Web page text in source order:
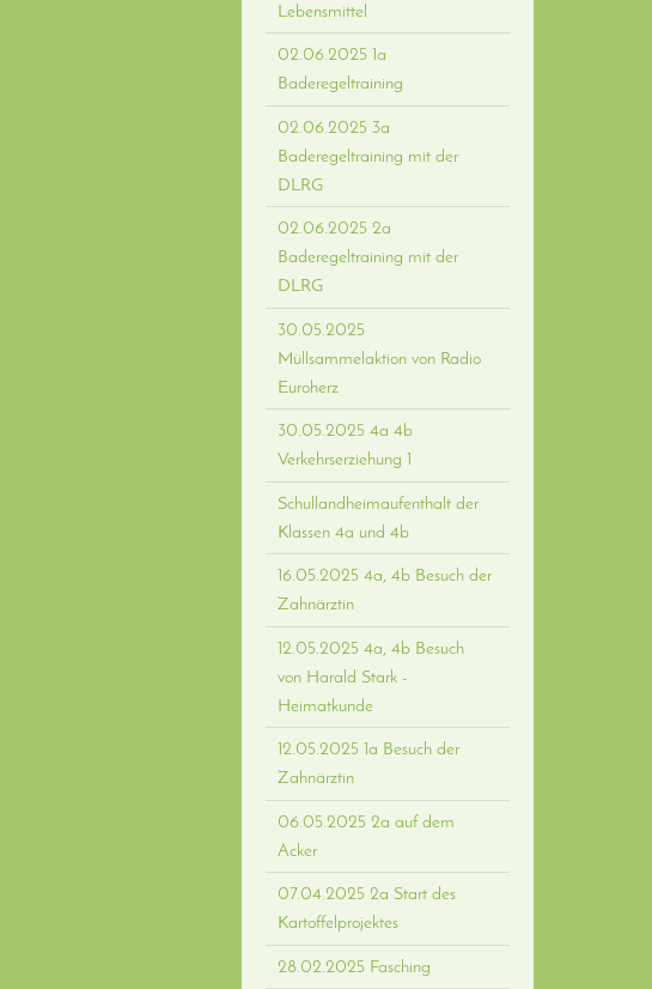
Lebensmittel
02.06.2025 1a
Baderegeltraining
02.06.2025 3a
Baderegeltraining mit der
DLRG
02.06.2025 2a
Baderegeltraining mit der
DLRG
30.05.2025
Müllsammelaktion von Radio
Euroherz
30.05.2025 4a 4b
Verkehrserziehung 1
Schullandheimaufenthalt der
Klassen 4a und 4b
16.05.2025 4a, 4b Besuch der
Zahnärztin
12.05.2025 4a, 4b Besuch
von Harald Stark -
Heimatkunde
12.05.2025 1a Besuch der
Zahnärztin
06.05.2025 2a auf dem
Acker
07.04.2025 2a Start des
Kartoffelprojektes
28.02.2025 Fasching